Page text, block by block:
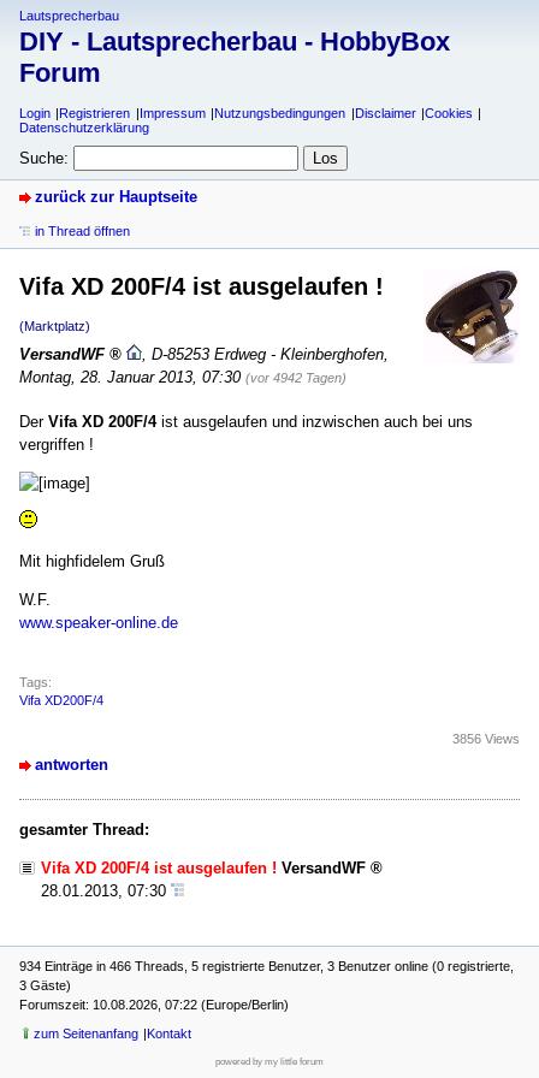
Lautsprecherbau
DIY - Lautsprecherbau - HobbyBox
Forum
Login Registrieren Impressum Nutzungsbedingungen Disclaimer
Cookies
Datenschutzerklärung
Suche:
zurück zur Hauptseite
in Thread öffnen
Vifa XD 200F/4 ist ausgelaufen !
(Marktplatz)
VersandWF D-85253 Erdweg - Kleinberghofen
Montag, 28. Januar 2013, 07:30 (vor 4942 Tagen)
Der Vifa XD 200F/4ist ausgelaufen und inzwischen auch bei uns
vergriffen !
Mit highfidelem Gruß
W.F.
www.speaker-online.de
Tags:
Vifa XD200F/4
antworten
3856 Views
gesamter Thread:
Vifa XD 200F/4 ist ausgelaufen ! VersandWF
28.01.2013, 07:30
934 Einträge in 466 Threads, 5 registrierte Benutzer, 3 Benutzer online (0 registrierte,
3 Gäste)
Forumszeit: 10.08.2026, 07:22 (Europe/Berlin)
zum Seitenanfang Kontakt
powered by my little forum